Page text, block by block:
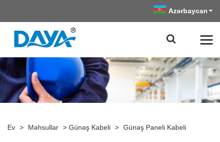
Azərbaycan
Ev > Məhsullar > Günəş Kabeli > Günəş Paneli Kabeli